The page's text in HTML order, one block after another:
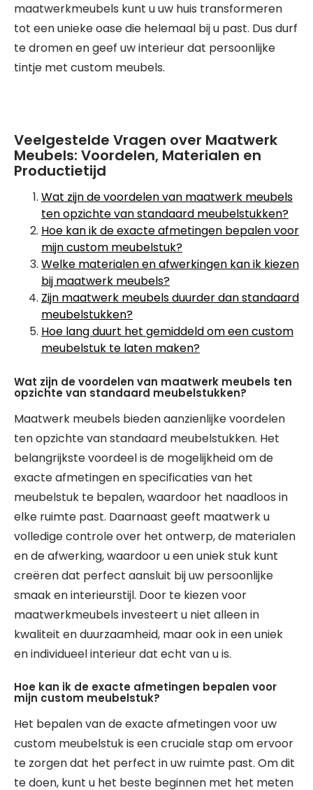
maatwerkmeubels kunt u uw huis transformeren
tot een unieke oase die helemaal bij u past. Dus durf
te dromen en geef uw interieur dat persoonlijke
tintje met custom meubels.
Veelgestelde Vragen over Maatwerk
Meubels: Voordelen, Materialen en
Productietijd
Wat zijn de voordelen van maatwerk meubels
ten opzichte van standaard meubelstukken?
Hoe kan ik de exacte afmetingen bepalen voor
mijn custom meubelstuk?
Welke materialen en afwerkingen kan ik kiezen
bij maatwerk meubels?
Zijn maatwerk meubels duurder dan standaard
meubelstukken?
Hoe lang duurt het gemiddeld om een custom
meubelstuk te laten maken?
Wat zijn de voordelen van maatwerk meubels ten
opzichte van standaard meubelstukken?
Maatwerk meubels bieden aanzienlijke voordelen
ten opzichte van standaard meubelstukken. Het
belangrijkste voordeel is de mogelijkheid om de
exacte afmetingen en specificaties van het
meubelstuk te bepalen, waardoor het naadloos in
elke ruimte past. Daarnaast geeft maatwerk u
volledige controle over het ontwerp, de materialen
en de afwerking, waardoor u een uniek stuk kunt
creëren dat perfect aansluit bij uw persoonlijke
smaak en interieurstijl. Door te kiezen voor
maatwerkmeubels investeert u niet alleen in
kwaliteit en duurzaamheid, maar ook in een uniek
en individueel interieur dat echt van u is.
Hoe kan ik de exacte afmetingen bepalen voor
mijn custom meubelstuk?
Het bepalen van de exacte afmetingen voor uw
custom meubelstuk is een cruciale stap om ervoor
te zorgen dat het perfect in uw ruimte past. Om dit
te doen, kunt u het beste beginnen met het meten